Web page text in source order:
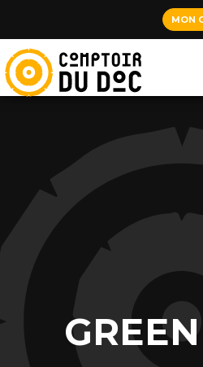
MON
Cookies management panel